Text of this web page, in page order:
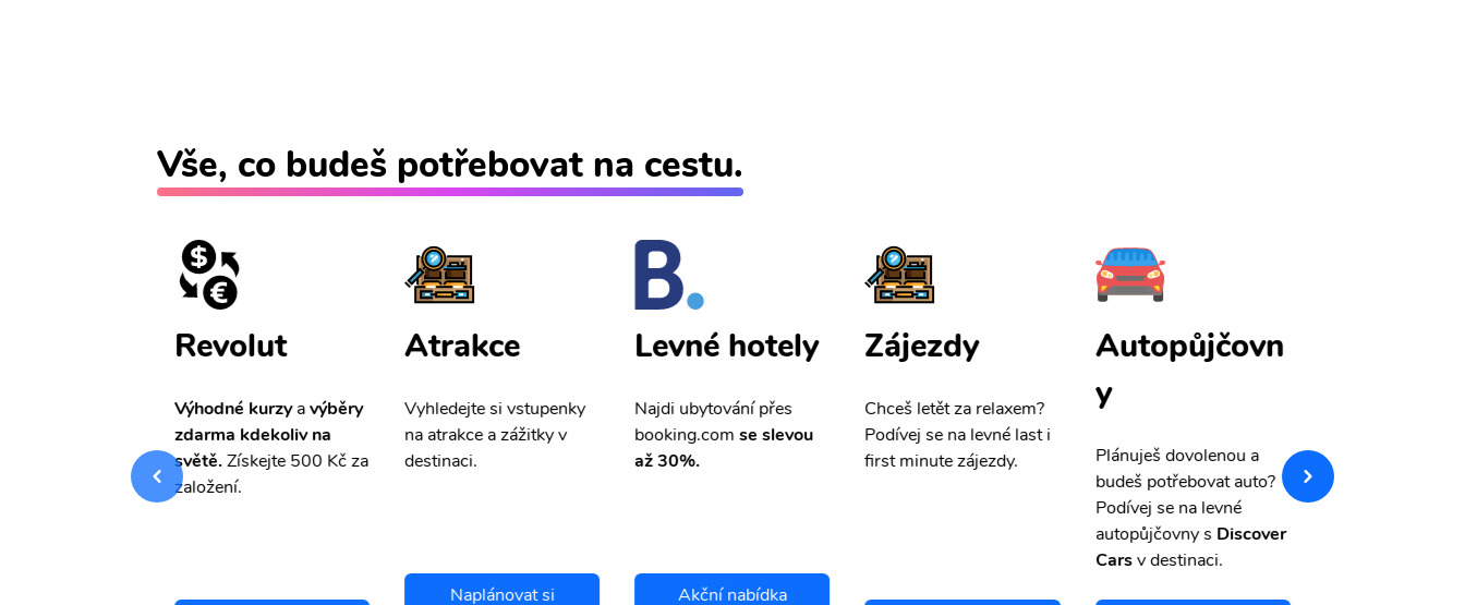
Vše, co budeš potřebovat na cestu.
Revolut
Výhodné kurzyavýběry
zdarma kdekoliv na
světě.Získejte 500 Kč za
založení.
Atrakce
Vyhledejte si vstupenky
na atrakce a zážitky v
destinaci.
Naplánovat si
Levné hotely
Najdi ubytování přes
booking.comse slevou
až 30%.
Akční nabídka
Zájezdy
Chceš letět za relaxem?
Podívej se na levné last i
first minute zájezdy.
Autopůjčovn
y
Plánuješ dovolenou a
budeš potřebovat auto?
Podívej se na levné
autopůjčovny s Discover
Carsv destinaci.
pojištění a
storno.